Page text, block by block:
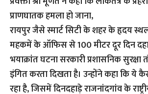
प्राणघातक हमला हो जाना,
रायपुर जैसे स्मार्ट सिटी के शहर के हृदय
महकमें के ऑफिस से 100 मीटर दूर दिन
भयाक्रांत घटना सरकारी प्रशासनिक सुरक्षा
इंगित करता दिखता है। उन्होंने कहा कि ये
रहा है, जिसमें दिनदहाड़े राजनांदगांव के